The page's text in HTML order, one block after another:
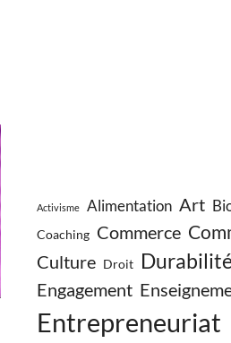
Activisme Alimentation Art
Coaching Commerce
Culture Droit Durabilité
Engagement
Entrepreneuriat